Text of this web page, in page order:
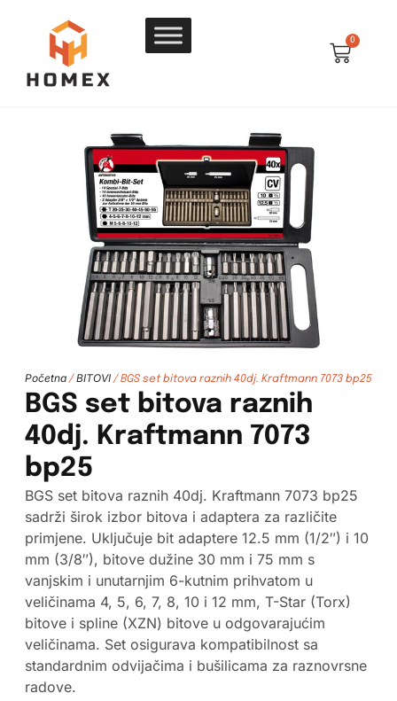
0
Početna/ BITOVI/ BGS set bitova raznih 40dj. Kraftmann 7073 bp25
BGS set bitova raznih
40dj. Kraftmann 7073
bp25
BGS set bitova raznih 40dj. Kraftmann 7073 bp25
sadrži širok izbor bitova i adaptera za različite
primjene. Uključuje bit adaptere 12.5 mm (1/2″) i 10
mm (3/8″), bitove dužine 30 mm i 75 mm s
vanjskim i unutarnjim 6-kutnim prihvatom u
veličinama 4, 5, 6, 7, 8, 10 i 12 mm, T-Star (Torx)
bitove i spline (XZN) bitove u odgovarajućim
veličinama. Set osigurava kompatibilnost sa
standardnim odvijačima i bušilicama za raznovrsne
radove.